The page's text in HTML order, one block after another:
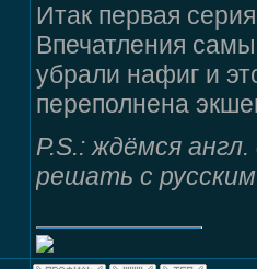
Итак первая
Впечатления
убрали нафиг и
переполнена
P.S.: ждёмся
решать с